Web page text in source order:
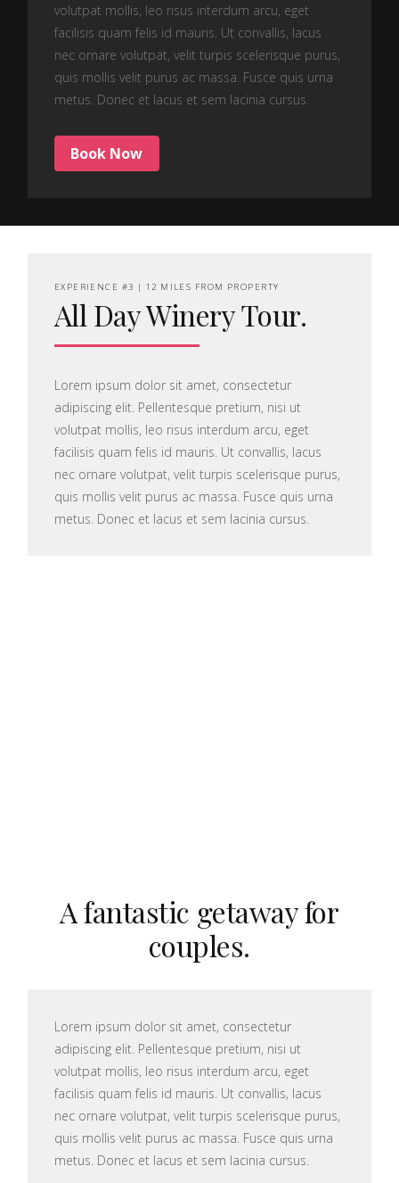
volutpat mollis, leo risus interdum arcu, eget
facilisis quam felis id mauris. Ut convallis, lacus
nec ornare volutpat, velit turpis scelerisque purus,
quis mollis velit purus ac massa. Fusce quis urna
metus. Donec et lacus et sem lacinia cursus.
Book Now
EXPERIENCE #3 | 12 MILES FROM PROPERTY
All Day Winery Tour.
Lorem ipsum dolor sit amet, consectetur
adipiscing elit. Pellentesque pretium, nisi ut
volutpat mollis, leo risus interdum arcu, eget
facilisis quam felis id mauris. Ut convallis, lacus
nec ornare volutpat, velit turpis scelerisque purus,
quis mollis velit purus ac massa. Fusce quis urna
metus. Donec et lacus et sem lacinia cursus.
A fantastic getaway for
couples.
Lorem ipsum dolor sit amet, consectetur
adipiscing elit. Pellentesque pretium, nisi ut
volutpat mollis, leo risus interdum arcu, eget
facilisis quam felis id mauris. Ut convallis, lacus
nec ornare volutpat, velit turpis scelerisque purus,
quis mollis velit purus ac massa. Fusce quis urna
metus. Donec et lacus et sem lacinia cursus.